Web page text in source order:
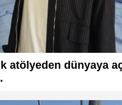
atölyeden dünyaya